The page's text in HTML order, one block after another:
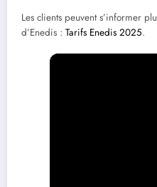
Les clients peuvent s’informer
d’Enedis : Tarifs Enedis 2025.